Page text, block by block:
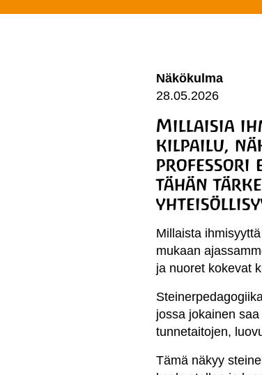
Näkökulma
28.05.2026
Millaisia
kilpailu,
professori
tähän
Millaista
mukaan
ja nuoret kokevat
jossa jokainen
tunnetaitojen,
Tämä näkyy